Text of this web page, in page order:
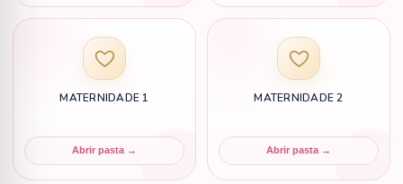
MATERNIDADE 1
Abrir pasta →
MATERNIDADE 2
Abrir pasta →